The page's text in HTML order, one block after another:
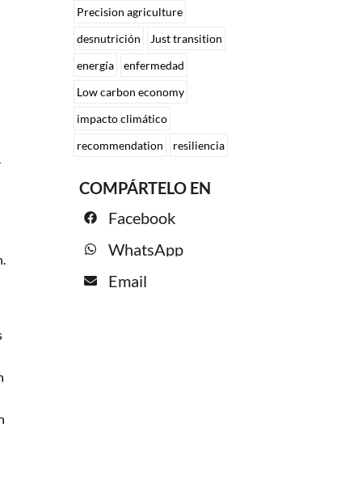
Precision agriculture
desnutrición
Just transition
energía
enfermedad
Low carbon economy
impacto climático
recommendation
resiliencia
COMPÁRTELO EN
Facebook
WhatsApp
Email